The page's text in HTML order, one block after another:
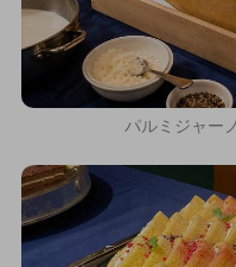
パルミジャー